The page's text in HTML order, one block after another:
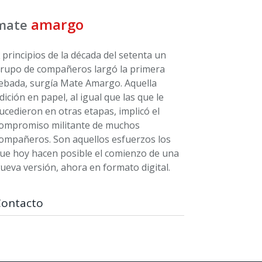
amargo
principios de la década del setenta un
de compañeros largó la primera
surgía Mate Amargo. Aquella
en papel, al igual que las que le
en otras etapas, implicó el
militante de muchos
Son aquellos esfuerzos los
hoy hacen posible el comienzo de una
versión, ahora en formato digital.